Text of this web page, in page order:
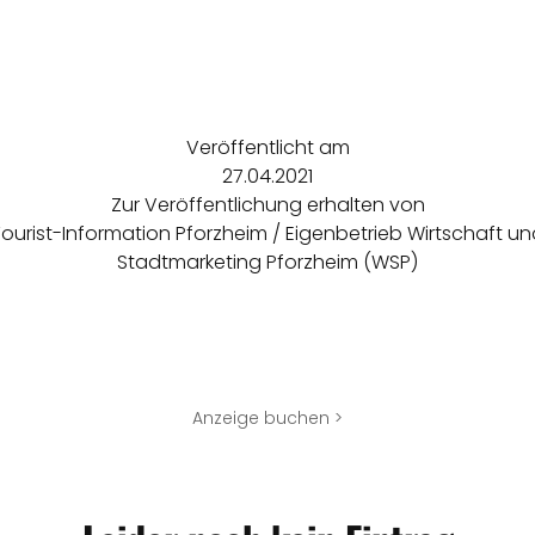
Veröffentlicht am
27.04.2021
Zur Veröffentlichung erhalten von
Information Pforzheim / Eigenbetrieb Wirtschaft
Stadtmarketing Pforzheim (WSP)
Anzeige buchen >